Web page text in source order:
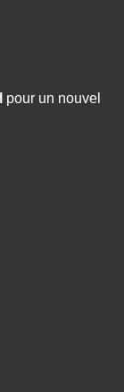
pour un nouvel